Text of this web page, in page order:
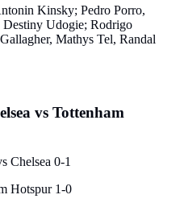
Kinsky; Pedro Porro,
Udogie; Rodrigo
Mathys Tel, Randal
vs Tottenham
Chelsea 0-1
Hotspur 1-0